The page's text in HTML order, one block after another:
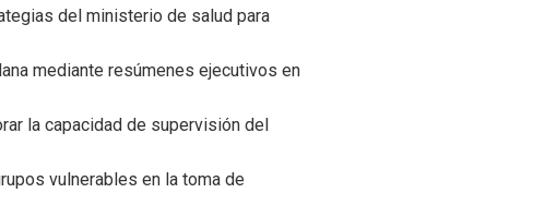
del ministerio de salud para
mediante resúmenes ejecutivos en
la capacidad de supervisión del
vulnerables en la toma de